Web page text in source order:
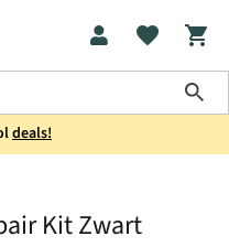
deals!
Kit Zwart